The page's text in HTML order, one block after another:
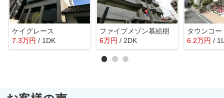
ケイグレース
7.3万円 / 1DK
ファイブメゾン慕絵樹
6万円 / 2DK
タウンコー
6.2万円 /